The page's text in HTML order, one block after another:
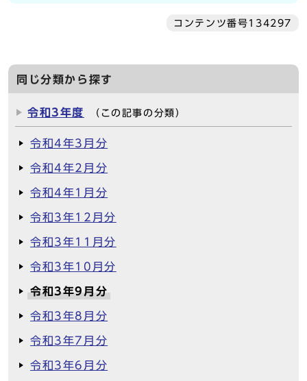
コンテンツ番号134297
同じ分類から探す
令和3年度 （この記事の分類）
令和4年3月分
令和4年2月分
令和4年1月分
令和3年12月分
令和3年11月分
令和3年10月分
令和3年9月分
令和3年8月分
令和3年7月分
令和3年6月分